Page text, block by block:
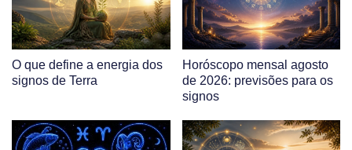
O que define a energia dos
signos de Terra
Horóscopo mensal agosto
de 2026: previsões para os
signos